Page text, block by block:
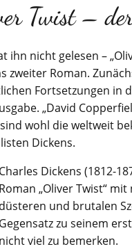
Twist –
ihn nicht gelesen –
zweiter Roman.
Fortsetzungen in
„David
sind wohl die weltweit
Dickens.
Charles Dickens (1812-
Roman „Oliver Twist“
düsteren und brutalen
Gegensatz zu seinem
nicht viel zu bemerken.